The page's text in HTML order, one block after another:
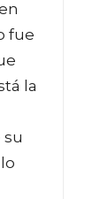
fue
la